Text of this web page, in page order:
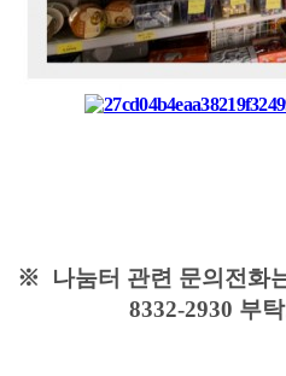
※ 나눔터 관련 문의전화
8332-2930 부